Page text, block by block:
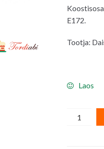
E172.
Tootja:
Laos